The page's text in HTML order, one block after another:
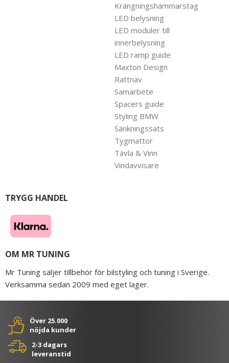
Krängningshämmarstag
LED belysning
LED moduler till
innerbelysning
LED ramp guide
Maxton Design
Rattnav
Samarbete
Spacers guide
Styling BMW
Sänkningssats
Tygmattor
Tävla & Vinn
Vindavvisare
TRYGG HANDEL
OM MR TUNING
Mr Tuning säljer tillbehör för bilstyling och tuning i Sverige.
Verksamma sedan 2009 med eget lager.
Över 25.000
nöjda kunder
2-3 dagars
leveranstid